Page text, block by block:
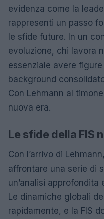
evidenza come la
rappresenti un passo
le sfide future. In un
evoluzione, chi lavora
essenziale avere
background
Con Lehmann al
nuova era.
Le sfide della FIS
Con l’arrivo di
affrontare una serie di
un’analisi
Le dinamiche globali
rapidamente, e la FIS